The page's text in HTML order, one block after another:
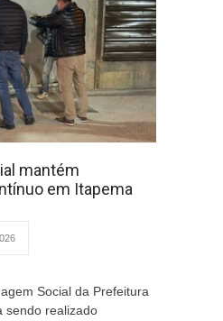
mantém
em Itapema
Social da Prefeitura
sendo realizado